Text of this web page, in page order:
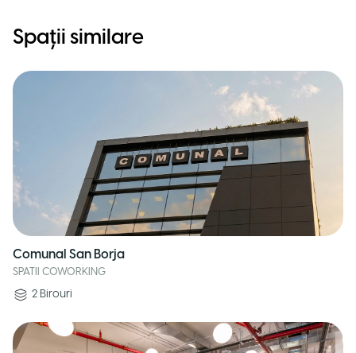
Spații similare
Comunal San Borja
SPATII COWORKING
2 Birouri